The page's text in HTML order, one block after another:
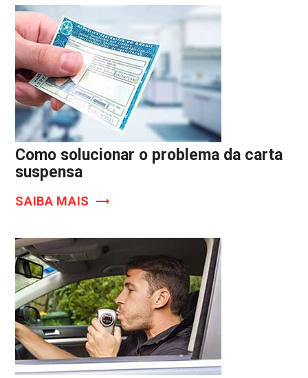
Como solucionar o problema da carta
suspensa
SAIBA MAIS